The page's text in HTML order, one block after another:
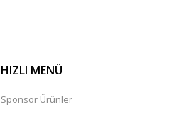
HIZLI MENÜ
Sponsor Ürünler